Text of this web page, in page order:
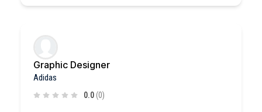
Graphic Designer
Adidas
0.0 (0)